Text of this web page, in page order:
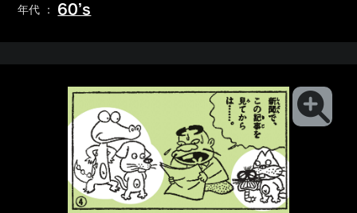
年代 ： 60’s